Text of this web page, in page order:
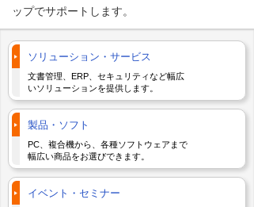
ップでサポートします。
ソリューション・サービス
文書管理、ERP、セキュリティなど幅広
いソリューションを提供します。
製品・ソフト
PC、複合機から、各種ソフトウェアまで
幅広い商品をお選びできます。
イベント・セミナー